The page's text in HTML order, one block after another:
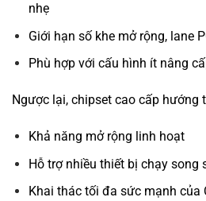
nhẹ
Giới hạn số khe mở rộng, lane
Phù hợp với cấu hình ít nâng
Ngược lại, chipset cao cấp hướng
Khả năng mở rộng linh hoạt
Hỗ trợ nhiều thiết bị chạy song
Khai thác tối đa sức mạnh của